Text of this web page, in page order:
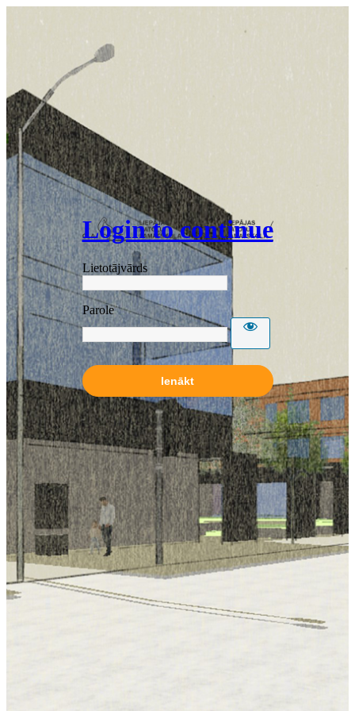
Login to continue
Lietotājvārds
Parole